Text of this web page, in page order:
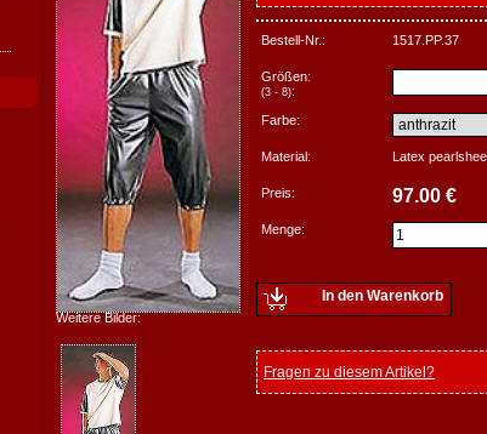
Weitere Bilder:
Bestell-Nr.: 1517.PP.37
Größen:
(3 - 8):
Farbe:
Material: Latex
Preis: 97.00 €
Menge:
In den Warenkorb
Fragen zu diesem Artikel?